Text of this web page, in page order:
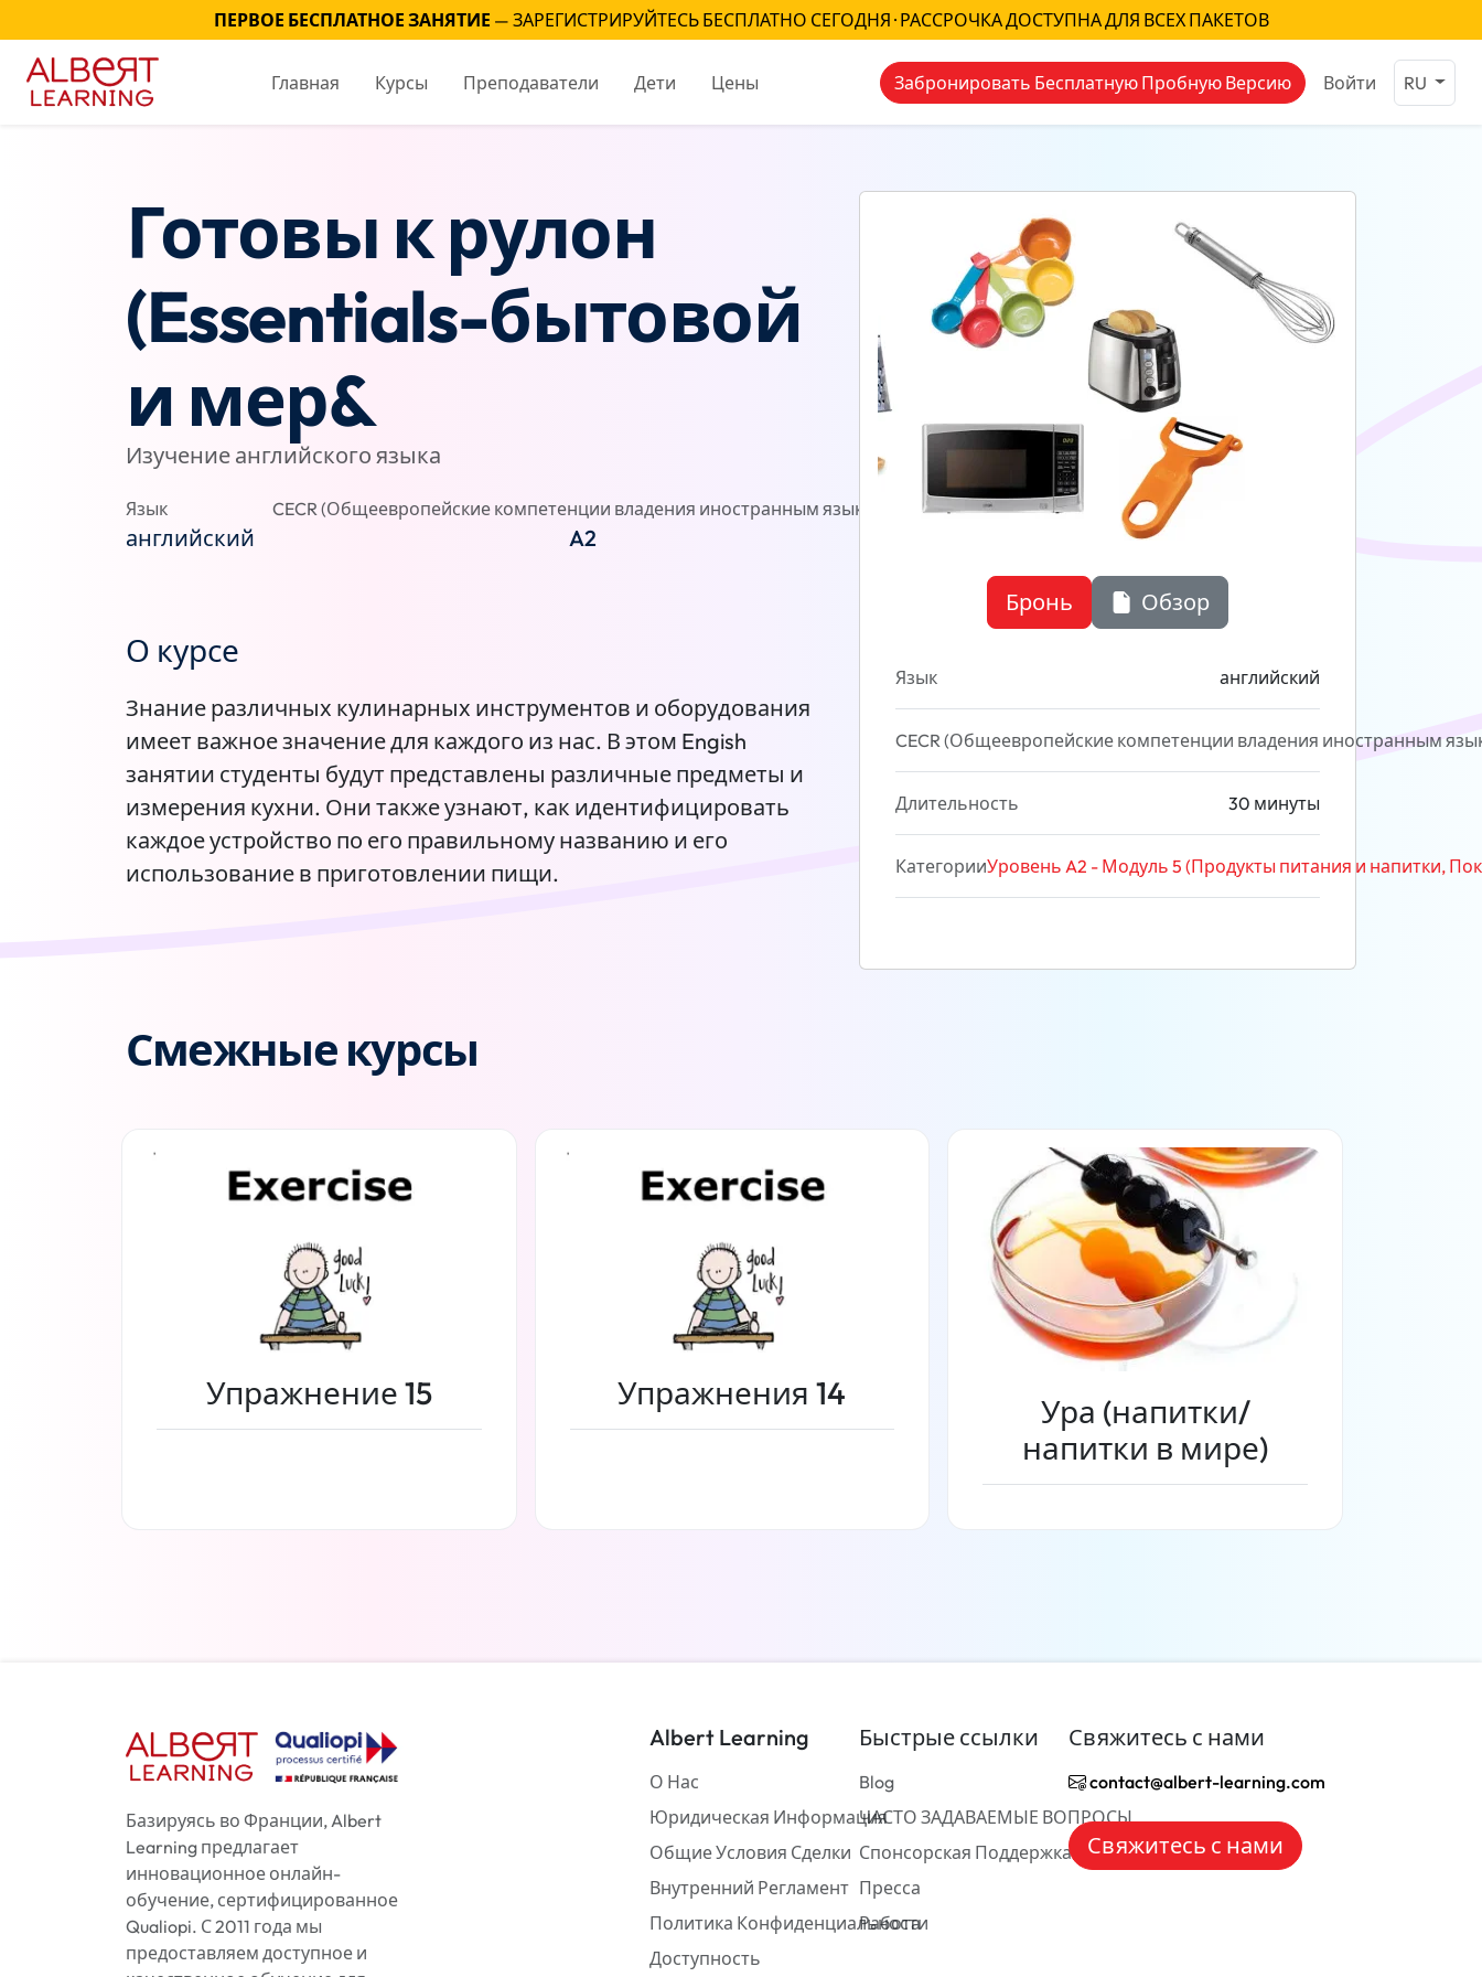
ПЕРВОЕ БЕСПЛАТНОЕ ЗАНЯТИЕ — ЗАРЕГИСТРИРУЙТЕСЬ БЕСПЛАТНО СЕГОДНЯ · РАССРОЧКА ДОСТУПНА ДЛЯ ВСЕХ ПАКЕТОВ
Главная Курсы Преподаватели Дети Цены Забронировать Бесплатную Пробную Версию Войти RU
Готовы к рулон
(Essentials-бытовой
и мер&
Изучение английского языка
Язык
английский
CECR (Общеевропейские компетенции владения иностранным языком)
A2
Отзывы
О курсе
Знание различных кулинарных инструментов и оборудования
имеет важное значение для каждого из нас. В этом Engish
занятии студенты будут представлены различные предметы и
измерения кухни. Они также узнают, как идентифицировать
каждое устройство по его правильному названию и его
использование в приготовлении пищи.
Бронь Обзор
Язык английский
CECR (Общеевропейские компетенции владения иностранным
Длительность 30 минуты
КатегорииУровень A2 - Модуль 5 (Продукты питания и напитки,
Смежные курсы
Упражнение 15 Упражнения 14
Ура (напитки/
напитки в мире)
Базируясь во Франции, Albert
Learning предлагает
инновационное онлайн-
обучение, сертифицированное
Qualiopi. С 2011 года мы
предоставляем доступное и
Albert Learning
О Нас
Юридическая Информация
Общие Условия Сделки
Внутренний Регламент
Политика Конфиденциальности
Доступность
Быстрые ссылки
Blog
ЧАСТО ЗАДАВАЕМЫЕ ВОПРОСЫ
Спонсорская Поддержка
Пресса
Работа
Свяжитесь с нами
contact@albert-learning.com
Свяжитесь с нами